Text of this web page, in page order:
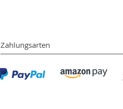
Zahlungsarten